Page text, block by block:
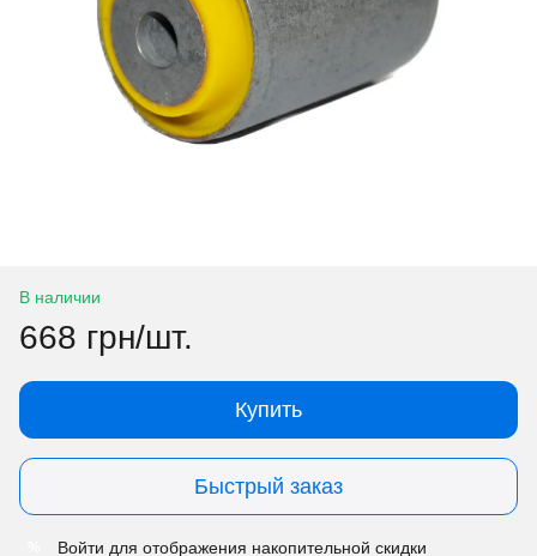
В наличии
668 грн/шт.
Купить
Быстрый заказ
Войти для отображения накопительной скидки